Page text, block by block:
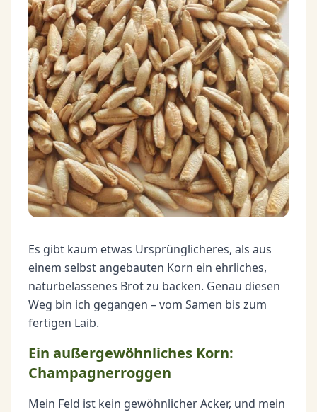
Es gibt kaum etwas Ursprünglicheres, als aus
einem selbst angebauten Korn ein ehrliches,
naturbelassenes Brot zu backen. Genau diesen
Weg bin ich gegangen – vom Samen bis zum
fertigen Laib.
Ein außergewöhnliches Korn:
Champagnerroggen
Mein Feld ist kein gewöhnlicher Acker, und mein